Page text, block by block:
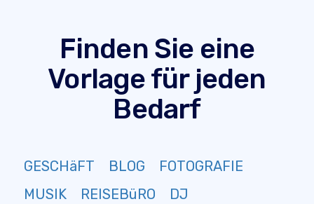
Finden Sie eine
Vorlage für jeden
Bedarf
GESCHäFT BLOG
FOTOGRAFIE
MUSIK
REISEBüRO
DJ